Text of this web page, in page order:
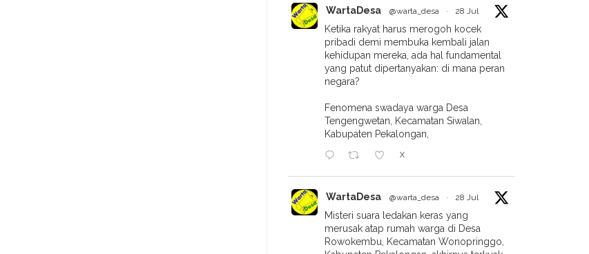
WartaDesa @warta_desa · 28 Jul
Ketika rakyat harus merogoh kocek
pribadi demi membuka kembali jalan
kehidupan mereka, ada hal fundamental
yang patut dipertanyakan: di mana peran
negara?
Fenomena swadaya warga Desa
Tengengwetan, Kecamatan Siwalan,
Kabupaten Pekalongan,
X
WartaDesa @warta_desa · 28 Jul
Misteri suara ledakan keras yang
merusak atap rumah warga di Desa
Rowokembu, Kecamatan Wonopringgo,